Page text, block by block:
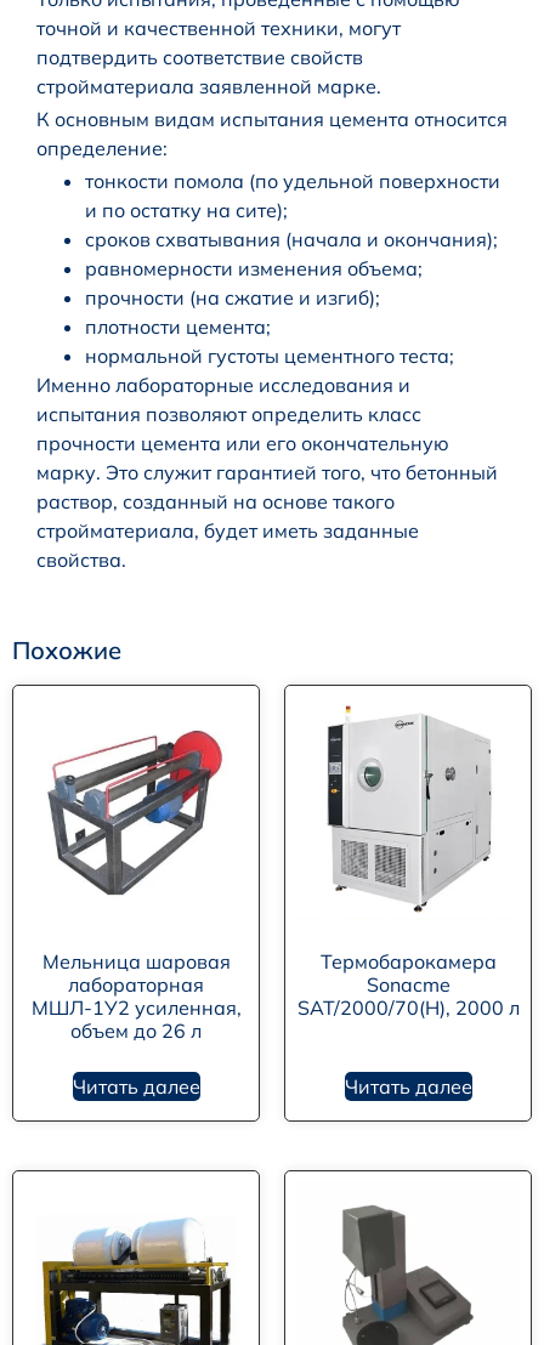
точной и качественной техники, могут
подтвердить соответствие свойств
стройматериала заявленной марке.
К основным видам испытания цемента относится
определение:
тонкости помола (по удельной поверхности
и по остатку на сите);
сроков схватывания (начала и окончания);
равномерности изменения объема;
прочности (на сжатие и изгиб);
плотности цемента;
нормальной густоты цементного теста;
Именно лабораторные исследования и
испытания позволяют определить класс
прочности цемента или его окончательную
марку. Это служит гарантией того, что бетонный
раствор, созданный на основе такого
стройматериала, будет иметь заданные
свойства.
Похожие
Мельница шаровая
лабораторная
МШЛ-1У2 усиленная,
объем до 26 л
Читать далее
Термобарокамера
Sonacme
SAT/2000/70(Н), 2000 л
Читать далее